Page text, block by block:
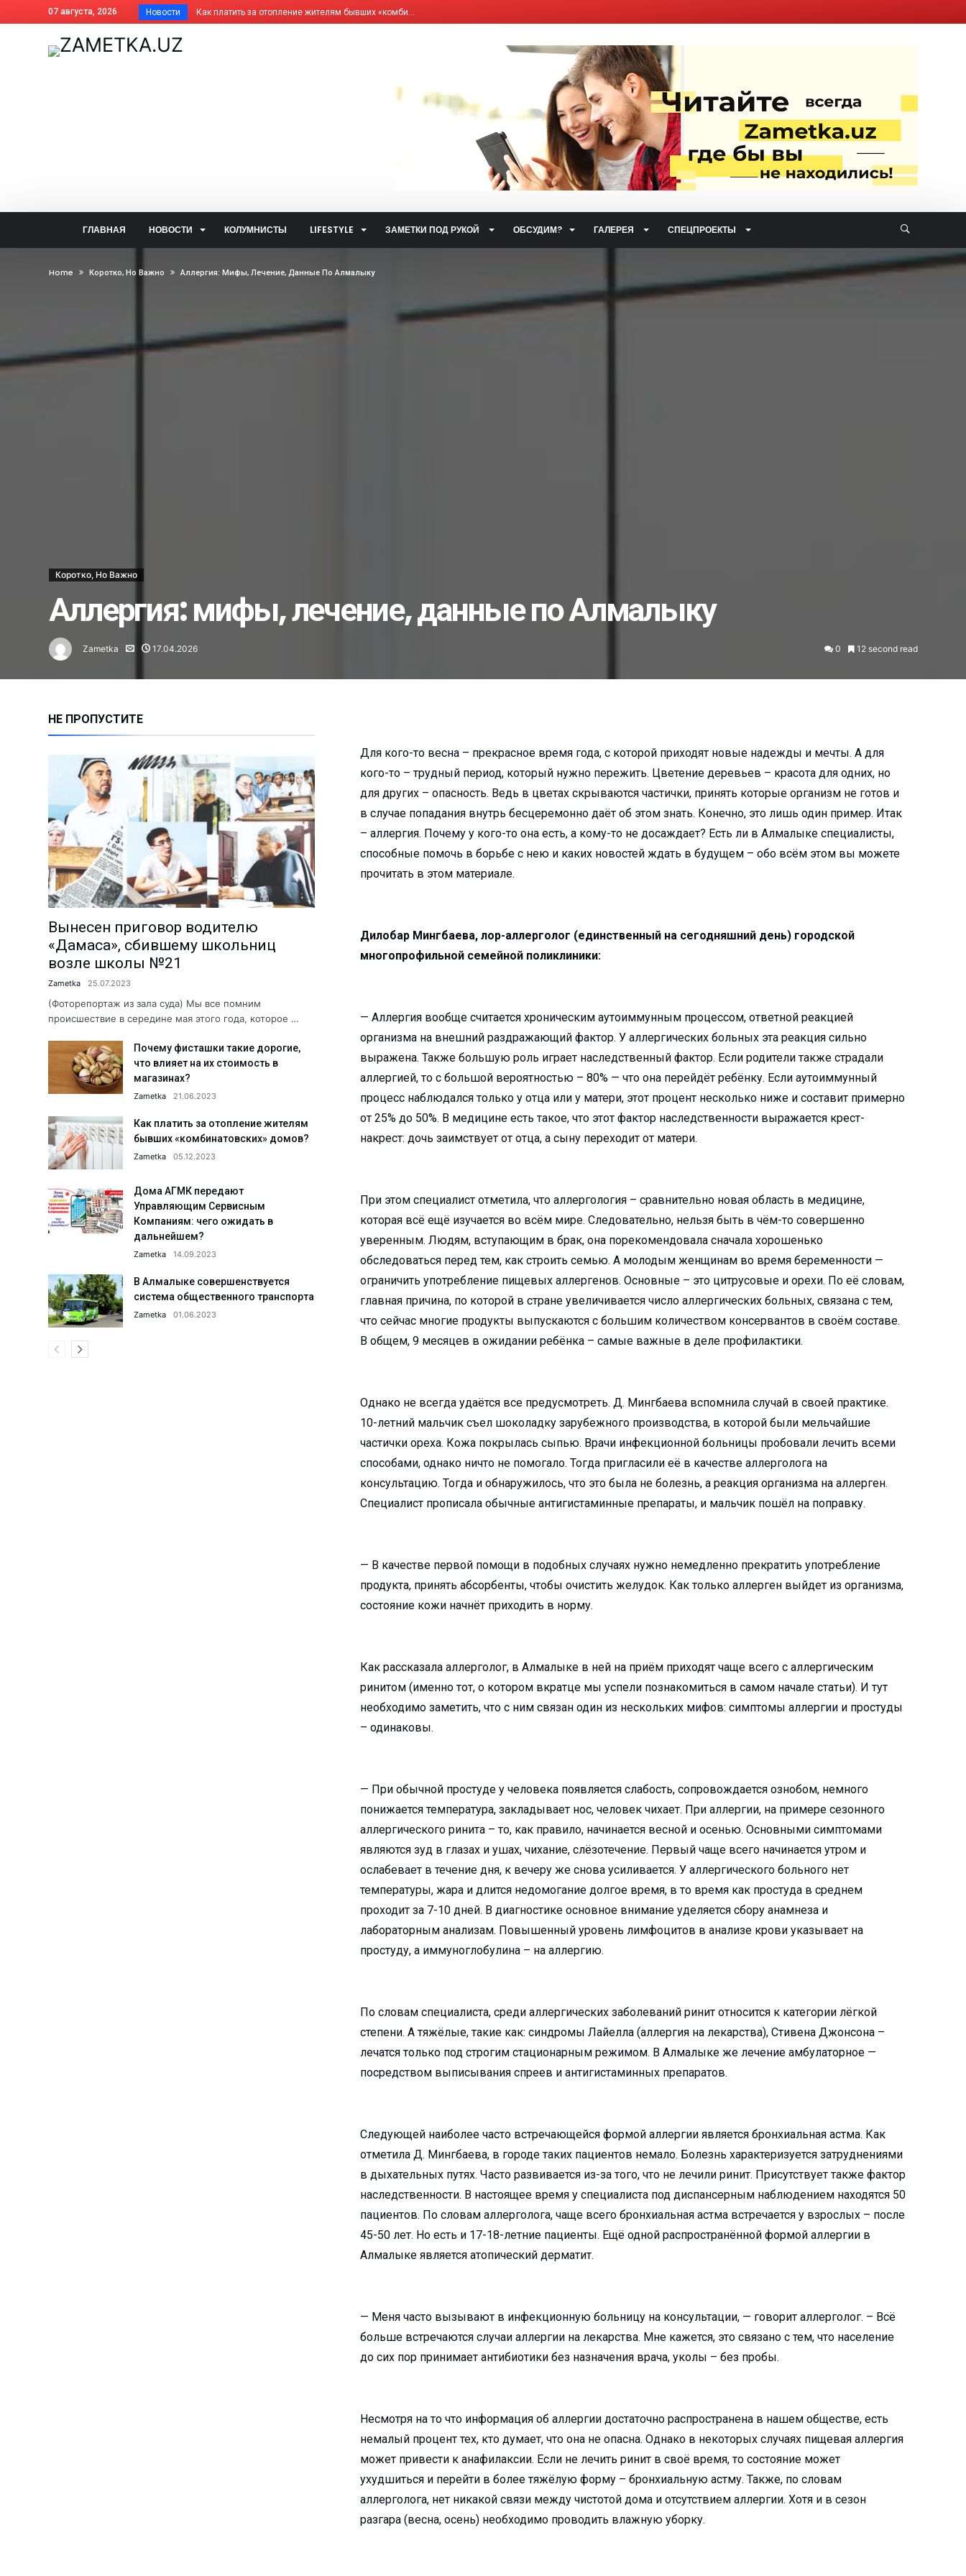
07 августа, 2026 Новости Как платить за отопление жителям бывших «комби...
Ветеринары США поделились опытом с коллегами и...
В операционной и за её пределами…...
Что мы знаем о Законе о государственной службе...
Нарушение правил ТБ привело к гибели…...
Миграция: где работают и сколько зарабатывают ...
Анализ причин пожаров за 1 полугодие...
На АГМК налажено новое производство...
Познать мир и найти в нём себя…...
Избран новый председатель Алмалыкского РКЦ...
Депутаты выслушали обращение хокима...
Поддержка молодёжных инициатив...
«Количество часов тренировок прямо пропор...
Что делается для сохранения экологии?...
Хранители народной культуры...
Б. Мирзаев: «Дайте нам время, и мы взраст...
Сколько людей с инвалидностью нуждаются в рабо...
«Создаём будущее вместе!» АФ НИТУ &#...
Юбилей в кругу коллег: Сапарали Туракулову ...
Пришкольные лагеря: познавательный досуг и общ...
Здравствуйте, Пушкин!...
Обращение к жителям Ташкентской области...
Работники АО «Аммофос-Максам» отмети...
А была ли самозащита? Подробности расследовани...
Футбольная школа ПФК АГМК — преобразован...
Что сделано в 1 секторе города с начала года?...
Парку «Строитель» дали вторую жизнь!...
Поддельный сертификат до добра не довёл…...
Что делается для улучшения инфраструктуры маха...
Поддержка семьи и женщин: что сделано в 1 квар...
Женщин обучают профессиям бесплатно...
Новые предприятия — новые рабочие места...
Прививка животных добровольна или обязательна?...
В какие страны из Алмалыка экспортировали прод...
Что входит в полномочия помощника хокима и лид...
Корейская диаспора Алмалыка встретила Восточны...
У людей почтенного возраста теперь есть свой Ц...
Провели анализ деятельности структур по улучше...
Зима не за горами: как подготовить свой автомо...
Развитие сферы услуг в городе — улучшит ...
Тонкости профессионального образования...
Что делать в случае проблем с горячей водой и ...
Что на повестке профсоюза АО «Ammofos-Max...
Есть такая профессия: эксперт-криминалист...
Короткое замыкание электропроводки привело к п...
Как подготовилось к зиме теплоснабжающее предп...
Городской отдел юстиции отчитался о своей рабо...
Как мы встретим холода с новыми УСК?...
Какие изменения произойдут в Узбекистане с 1 о...
ГЛАВНАЯ НОВОСТИ КОЛУМНИСТЫ LIFESTYLE ЗАМЕТКИ ПОД РУКОЙ ОБСУДИМ? ГАЛЕРЕЯ СПЕЦПРОЕКТЫ
Home Коротко, Но Важно Аллергия: Мифы, Лечение, Данные По Алмалыку
Коротко, Но Важно
Аллергия: мифы, лечение, данные по Алмалыку
Zametka 17.04.2026 0 12 second read
Для кого-то весна – прекрасное время года, с которой приходят новые надежды и мечты. А для
кого-то – трудный период, который нужно пережить. Цветение деревьев – красота для одних, но
для других – опасность. Ведь в цветах скрываются частички, принять которые организм не готов и
в случае попадания внутрь бесцеремонно даёт об этом знать. Конечно, это лишь один пример. Итак
– аллергия. Почему у кого-то она есть, а кому-то не досаждает? Есть ли в Алмалыке специалисты,
способные помочь в борьбе с нею и каких новостей ждать в будущем – обо всём этом вы можете
прочитать в этом материале.
Дилобар Мингбаева, лор-аллерголог (единственный на сегодняшний день) городской
многопрофильной семейной поликлиники:
— Аллергия вообще считается хроническим аутоиммунным процессом, ответной реакцией
организма на внешний раздражающий фактор. У аллергических больных эта реакция сильно
выражена. Также большую роль играет наследственный фактор. Если родители также страдали
аллергией, то с большой вероятностью – 80% — что она перейдёт ребёнку. Если аутоиммунный
процесс наблюдался только у отца или у матери, этот процент несколько ниже и составит примерно
от 25% до 50%. В медицине есть такое, что этот фактор наследственности выражается крест-
накрест: дочь заимствует от отца, а сыну переходит от матери.
При этом специалист отметила, что аллергология – сравнительно новая область в медицине,
которая всё ещё изучается во всём мире. Следовательно, нельзя быть в чём-то совершенно
уверенным. Людям, вступающим в брак, она порекомендовала сначала хорошенько
обследоваться перед тем, как строить семью. А молодым женщинам во время беременности —
ограничить употребление пищевых аллергенов. Основные – это цитрусовые и орехи. По её словам,
главная причина, по которой в стране увеличивается число аллергических больных, связана с тем,
что сейчас многие продукты выпускаются с большим количеством консервантов в своём составе.
В общем, 9 месяцев в ожидании ребёнка – самые важные в деле профилактики.
Однако не всегда удаётся все предусмотреть. Д. Мингбаева вспомнила случай в своей практике.
10-летний мальчик съел шоколадку зарубежного производства, в которой были мельчайшие
частички ореха. Кожа покрылась сыпью. Врачи инфекционной больницы пробовали лечить всеми
способами, однако ничто не помогало. Тогда пригласили её в качестве аллерголога на
консультацию. Тогда и обнаружилось, что это была не болезнь, а реакция организма на аллерген.
Специалист прописала обычные антигистаминные препараты, и мальчик пошёл на поправку.
— В качестве первой помощи в подобных случаях нужно немедленно прекратить употребление
продукта, принять абсорбенты, чтобы очистить желудок. Как только аллерген выйдет из организма,
состояние кожи начнёт приходить в норму.
Как рассказала аллерголог, в Алмалыке в ней на приём приходят чаще всего с аллергическим
ринитом (именно тот, о котором вкратце мы успели познакомиться в самом начале статьи). И тут
необходимо заметить, что с ним связан один из нескольких мифов: симптомы аллергии и простуды
– одинаковы.
— При обычной простуде у человека появляется слабость, сопровождается ознобом, немного
понижается температура, закладывает нос, человек чихает. При аллергии, на примере сезонного
аллергического ринита – то, как правило, начинается весной и осенью. Основными симптомами
являются зуд в глазах и ушах, чихание, слёзотечение. Первый чаще всего начинается утром и
ослабевает в течение дня, к вечеру же снова усиливается. У аллергического больного нет
температуры, жара и длится недомогание долгое время, в то время как простуда в среднем
проходит за 7-10 дней. В диагностике основное внимание уделяется сбору анамнеза и
лабораторным анализам. Повышенный уровень лимфоцитов в анализе крови указывает на
простуду, а иммуноглобулина – на аллергию.
По словам специалиста, среди аллергических заболеваний ринит относится к категории лёгкой
степени. А тяжёлые, такие как: синдромы Лайелла (аллергия на лекарства), Стивена Джонсона –
лечатся только под строгим стационарным режимом. В Алмалыке же лечение амбулаторное —
посредством выписывания спреев и антигистаминных препаратов.
Следующей наиболее часто встречающейся формой аллергии является бронхиальная астма. Как
отметила Д. Мингбаева, в городе таких пациентов немало. Болезнь характеризуется затруднениями
в дыхательных путях. Часто развивается из-за того, что не лечили ринит. Присутствует также фактор
наследственности. В настоящее время у специалиста под диспансерным наблюдением находятся 50
пациентов. По словам аллерголога, чаще всего бронхиальная астма встречается у взрослых – после
45-50 лет. Но есть и 17-18-летние пациенты. Ещё одной распространённой формой аллергии в
Алмалыке является атопический дерматит.
— Меня часто вызывают в инфекционную больницу на консультации, — говорит аллерголог. – Всё
больше встречаются случаи аллергии на лекарства. Мне кажется, это связано с тем, что население
до сих пор принимает антибиотики без назначения врача, уколы – без пробы.
Несмотря на то что информация об аллергии достаточно распространена в нашем обществе, есть
немалый процент тех, кто думает, что она не опасна. Однако в некоторых случаях пищевая аллергия
может привести к анафилаксии. Если не лечить ринит в своё время, то состояние может
ухудшиться и перейти в более тяжёлую форму – бронхиальную астму. Также, по словам
аллерголога, нет никакой связи между чистотой дома и отсутствием аллергии. Хотя и в сезон
разгара (весна, осень) необходимо проводить влажную уборку.
НЕ ПРОПУСТИТЕ
Вынесен приговор водителю
«Дамаса», сбившему школьниц
возле школы №21
Zametka 25.07.2023
(Фоторепортаж из зала суда) Мы все помним
происшествие в середине мая этого года, которое …
Почему фисташки такие дорогие,
что влияет на их стоимость в
магазинах?
Zametka 21.06.2023
Как платить за отопление жителям
бывших «комбинатовских» домов?
Zametka 05.12.2023
Дома АГМК передают
Управляющим Сервисным
Компаниям: чего ожидать в
дальнейшем?
Zametka 14.09.2023
В Алмалыке совершенствуется
система общественного транспорта
Zametka 01.06.2023